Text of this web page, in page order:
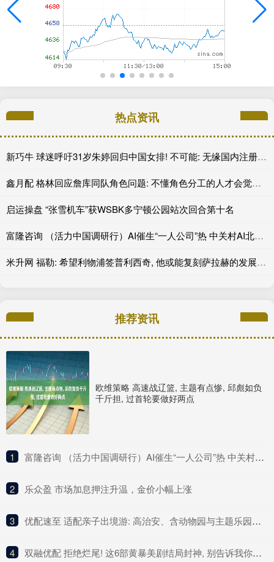
热点资讯
新巧牛 球迷呼吁31岁朱婷回归中国女排! 不可能: 无缘国内注册 没有资格
鑫月配 格林回应詹库同队角色问题: 不懂角色分工的人才会觉得这很丢人
启运操盘 “张雪机车”获WSBK多宁顿公园站次回合第十名
富隆咨询 （活力中国调研行）AI催生“一人公司”热 中关村AI北纬社区聚起创业“梦之队”
米升网 福勒: 希望利物浦签普利西奇, 他或能复刻萨拉赫的发展道路
推荐资讯
欧维策略 高速战辽篮, 主题有点惨, 邱彪如负
千斤担, 过首轮要做好两点
1 ​富隆咨询 （活力中国调研行）AI催生“一人公司”热 中关村AI北纬社区聚起创业“梦之队”
2 ​乐众盈 市场加息押注升温，金价小幅上涨
3 ​优配速至 适配亲子出境游: 高治安、含动物园与主题乐园的国家
4 ​双融优配 拒绝烂尾! 这6部黄暴美剧结局封神, 别告诉我你一部没看